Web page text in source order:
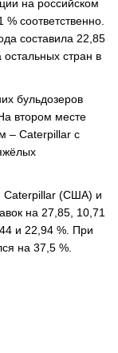
на российском
соответственно.
составила 22,85
стран в
бульдозеров
втором месте
– Caterpillar с
Caterpillar (США) и
на 27,85, 10,71
и 22,94 %. При
на 37,5 %.